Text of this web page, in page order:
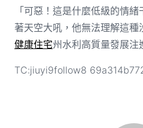
「可惡！這是什麼低級的情緒
著天空大吼，他無法理解這
健康住宅州水利高質量發展注
TC:jiuyi9follow8